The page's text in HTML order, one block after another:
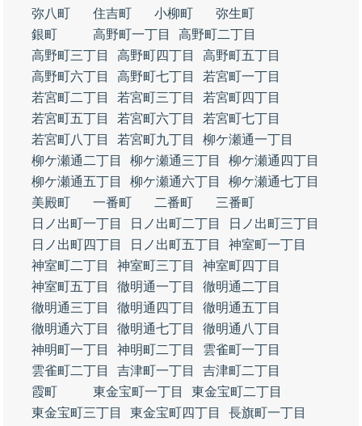
弥八町
住吉町 小柳町
弥生町
銀町
高野町一丁目
高野町二丁目
高野町三丁目
高野町四丁目
高野町五丁目
高野町六丁目
高野町七丁目
若宮町一丁目
若宮町二丁目
若宮町三丁目
若宮町四丁目
若宮町五丁目
若宮町六丁目
若宮町七丁目
若宮町八丁目
若宮町九丁目
柳ケ瀬通一丁目
柳ケ瀬通二丁目
柳ケ瀬通三丁目
柳ケ瀬通四丁目
柳ケ瀬通五丁目
柳ケ瀬通六丁目
柳ケ瀬通七丁目
美殿町
一番町 二番町
三番町
日ノ出町一丁目
日ノ出町二丁目
日ノ出町三丁目
日ノ出町四丁目
日ノ出町五丁目
神室町一丁目
神室町二丁目
神室町三丁目
神室町四丁目
神室町五丁目
徹明通一丁目
徹明通二丁目
徹明通三丁目
徹明通四丁目
徹明通五丁目
徹明通六丁目
徹明通七丁目
徹明通八丁目
神明町一丁目
神明町二丁目
雲雀町一丁目
雲雀町二丁目
吉津町一丁目
吉津町二丁目
霞町
東金宝町一丁目
東金宝町二丁目
東金宝町三丁目
東金宝町四丁目
長旗町一丁目